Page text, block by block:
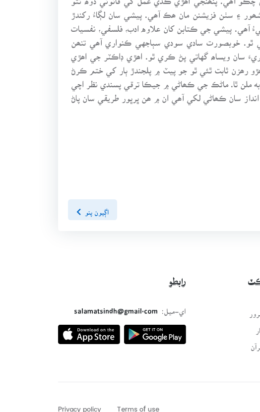
۽ سٺن فزيشنن مان ھڪ آھي. پيشي سان لڳاءُ رکندڙ
آھي. پيشي جي ڪتابن کان علاوه ادب، فلسفي، نفسيات
ٿو. خوبصورت سادي سودي سٻاجهي ڪنواري آھي تنھن
سان ويساھ گهاتي پڻ ڪري ٿو. اھڙي ڊاڪٽر جي اھڙي
رھزن ثابت ٿئي ٿو جو پيٽ ۾ پلجندڙ ٻار کي ختم ڪرڻ
ٿا. ماڻڪ جي ڪھاڻي ۾ جيڪا ترقي پسندي نظر اچي
سان ڪھاڻي لکي آھي ان ۾ ھن ڀرڀور طريقي سان پاڻ
اڳيون پنو
رابطو
اي-ميل:
salamatsindh@gmail.com
Terms of use
Privacy policy